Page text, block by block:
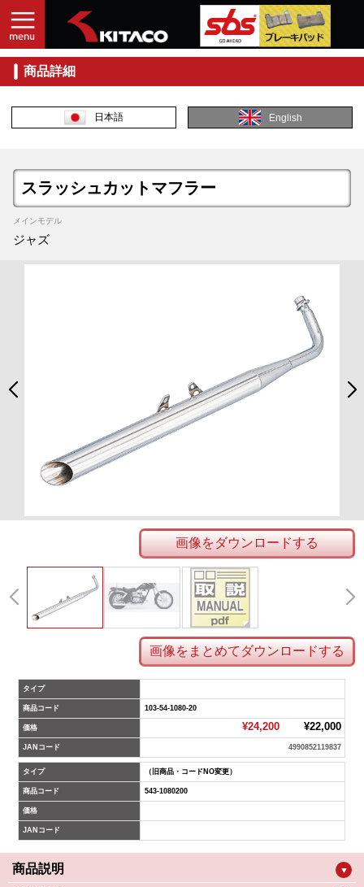
商品詳細
日本語 English
スラッシュカットマフラー
メインモデル
ジャズ
画像をダウンロードする
画像をまとめてダウンロードする
タイプ
商品コード 103-54-1080-20
価格 ¥24,200¥22,000
JANコード 4990852119837
タイプ （旧商品・コードNO変更）
商品コード 543-1080200
価格
JANコード
商品説明 ▼